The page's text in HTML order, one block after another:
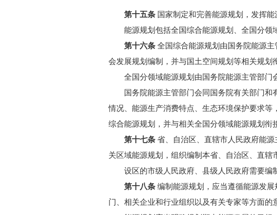
第十五条 国家制定和完善能源规划，发挥
能源规划包括全国综合能源规划、全国分领
第十六条 全国综合能源规划由国务院能源
会发展规划编制，并与国土空间规划等相关规划
全国分领域能源规划由国务院能源主管部门
国务院能源主管部门会同国务院有关部门和
情况、能源生产消费特点、生态环境保护要求
综合能源规划，并与相关全国分领域能源规划衔
第十七条 省、自治区、直辖市人民政府能
关区域能源规划，组织编制本省、自治区、直辖
设区的市级人民政府、县级人民政府需要编
第十八条 编制能源规划，应当遵循能源发
门、相关企业和行业组织以及有关专家等方面的